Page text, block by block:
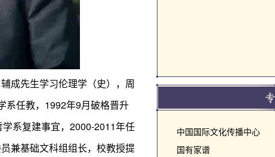
成先生学习伦理学（史），周
系任教，1992年9月破格晋升
系复建事宜，2000-2011年任
兼基础文科组组长，校教授提
中国国际文化传播中心
国有家谱